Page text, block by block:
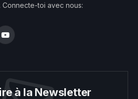
Connecte-toi avec nous:
YouTube
à la Newsletter